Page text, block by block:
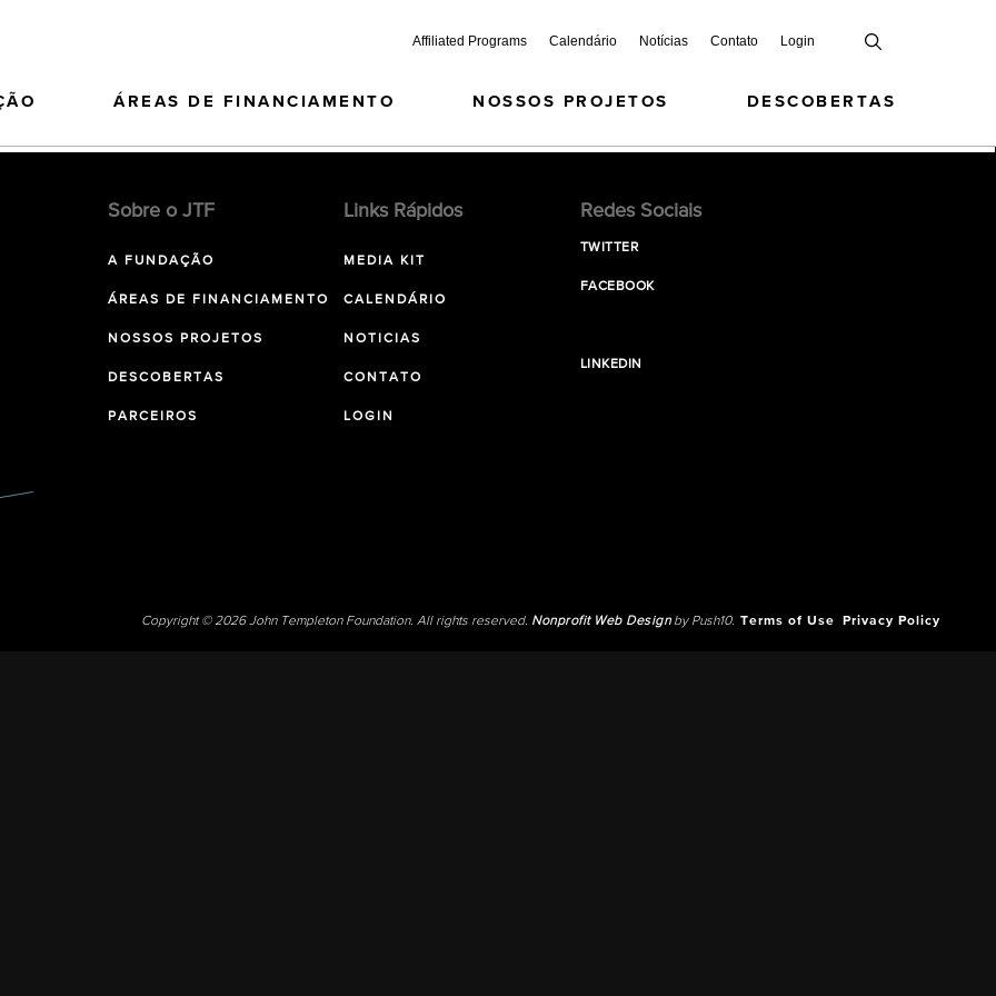
Affiliated Programs Calendário Notícias Contato Login
ÁREAS DE FINANCIAMENTO NOSSOS PROJETOS DESCOBERTAS
Sobre o JTF
A FUNDAÇÃO
ÁREAS DE FINANCIAMENTO
NOSSOS PROJETOS
DESCOBERTAS
PARCEIROS
Links Rápidos
MEDIA KIT
CALENDÁRIO
NOTICIAS
CONTATO
LOGIN
Redes Sociais
TWITTER
FACEBOOK
LINKEDIN
Copyright © 2026 John Templeton Foundation. All rights reserved. Nonprofit Web Designby Push10. Terms of Use Privacy Policy